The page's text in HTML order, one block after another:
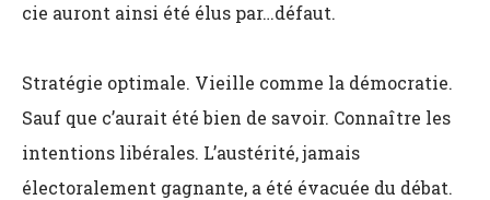
cie auront ainsi été élus par…défaut.
Stratégie optimale. Vieille comme la démocratie.
Sauf que c’aurait été bien de savoir. Connaître les
intentions libérales. L’austérité, jamais
électoralement gagnante, a été évacuée du débat.